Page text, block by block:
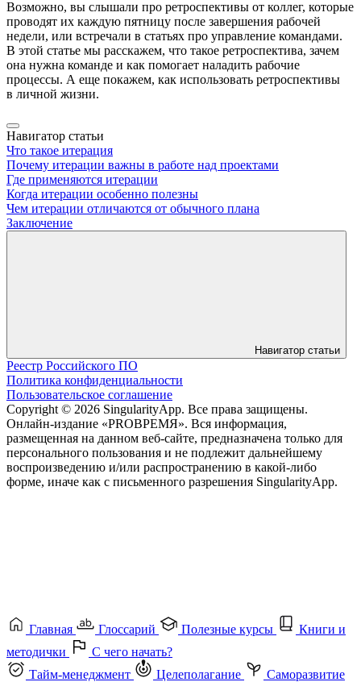
Возможно, вы слышали про ретроспективы от коллег, которые
проводят их каждую пятницу после завершения рабочей
недели, или встречали в статьях про управление командами.
В этой статье мы расскажем, что такое ретроспектива, зачем
она нужна команде и как помогает наладить рабочие
процессы. А еще покажем, как использовать ретроспективы
в личной жизни.
Навигатор статьи
Что такое итерация
Почему итерации важны в работе над проектами
Где применяются итерации
Когда итерации особенно полезны
Чем итерации отличаются от обычного плана
Заключение
Навигатор статьи
Реестр Российского ПО
Политика конфиденциальности
Пользовательское соглашение
Copyright © 2026 SingularityApp. Все права защищены.
Онлайн-издание «PROВРЕМЯ». Вся информация,
размещенная на данном веб-сайте, предназначена только для
персонального пользования и не подлежит дальнейшему
воспроизведению и/или распространению в какой-либо
форме, иначе как с письменного разрешения SingularityApp.
Главная Глоссарий Полезные курсы
Книги и
методички
С чего начать?
Тайм-менеджмент
Целеполагание
Саморазвитие